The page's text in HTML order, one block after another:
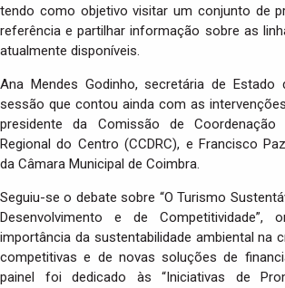
tendo como objetivo visitar um conjunto de
referência e partilhar informação sobre as
atualmente disponíveis.
Ana Mendes Godinho, secretária de Estado
sessão que contou ainda com as
presidente da Comissão de Coordenação
Regional do Centro (CCDRC), e Francisco
da Câmara Municipal de Coimbra.
Seguiu-se o debate sobre “O Turismo
Desenvolvimento e de
importância da sustentabilidade ambiental na
competitivas e de novas soluções de
painel foi dedicado às “Iniciativas de